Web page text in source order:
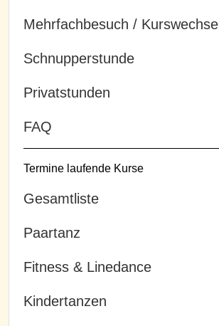
Mehrfachbesuch / Kurswechsel
Schnupperstunde
Privatstunden
FAQ
Termine laufende Kurse
Gesamtliste
Paartanz
Fitness & Linedance
Kindertanzen